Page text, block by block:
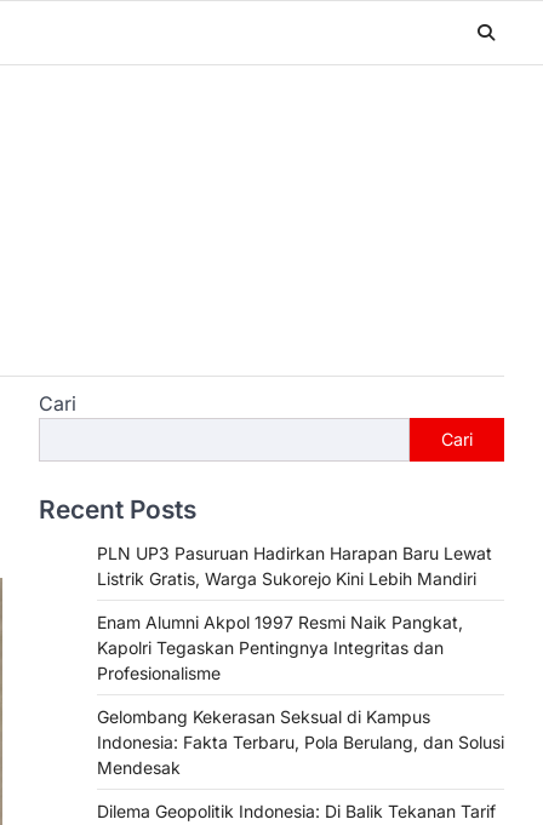
Cari
Cari
Recent Posts
PLN UP3 Pasuruan Hadirkan Harapan Baru Lewat
Listrik Gratis, Warga Sukorejo Kini Lebih Mandiri
Enam Alumni Akpol 1997 Resmi Naik Pangkat,
Kapolri Tegaskan Pentingnya Integritas dan
Profesionalisme
Gelombang Kekerasan Seksual di Kampus
Indonesia: Fakta Terbaru, Pola Berulang, dan Solusi
Mendesak
Dilema Geopolitik Indonesia: Di Balik Tekanan Tarif